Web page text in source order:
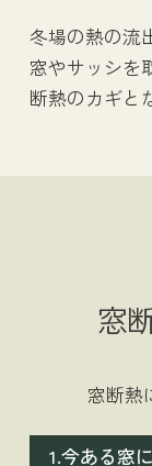
冬場の熱の流
窓やサッシを
断熱のカギと
窓
窓断熱
1.今ある窓